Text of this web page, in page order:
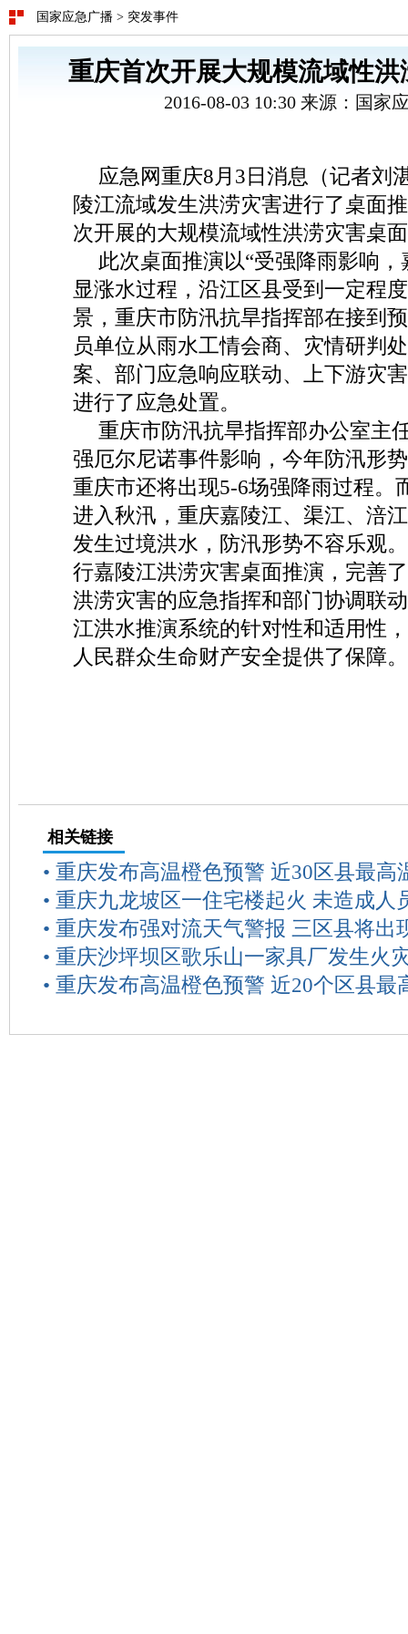
国家应急广播 > 突发事件
重庆首次开展大规模流域性
2016-08-03 10:30 来源：国家
应急网重庆8月3日消息（记者刘
陵江流域发生洪涝灾害进行了桌面
次开展的大规模流域性洪涝灾害桌
此次桌面推演以“受强降雨影响
显涨水过程，沿江区县受到一定程
景，重庆市防汛抗旱指挥部在接到
员单位从雨水工情会商、灾情研判
案、部门应急响应联动、上下游灾
进行了应急处置。
重庆市防汛抗旱指挥部办公室主
强厄尔尼诺事件影响，今年防汛形
重庆市还将出现5-6场强降雨过程。
进入秋汛，重庆嘉陵江、渠江、涪
发生过境洪水，防汛形势不容乐观
行嘉陵江洪涝灾害桌面推演，完善
洪涝灾害的应急指挥和部门协调联
江洪水推演系统的针对性和适用性
人民群众生命财产安全提供了保障。
相关链接
• 重庆发布高温橙色预警 近30区县最
• 重庆九龙坡区一住宅楼起火 未造成人
• 重庆发布强对流天气警报 三区县将出
• 重庆沙坪坝区歌乐山一家具厂发生火
• 重庆发布高温橙色预警 近20个区县